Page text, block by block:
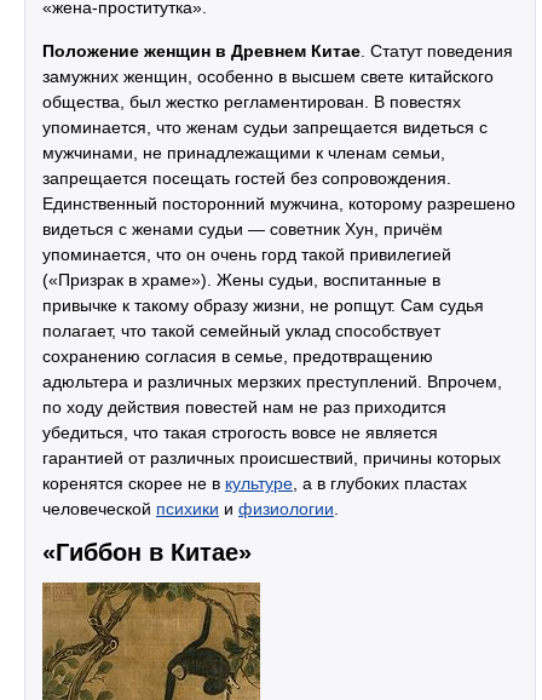
«жена-проститутка».
Положение женщин в Древнем Китае . Статут поведения
замужних женщин, особенно в высшем свете китайского
общества, был жестко регламентирован. В повестях
упоминается, что женам судьи запрещается видеться с
мужчинами, не принадлежащими к членам семьи,
запрещается посещать гостей без сопровождения.
Единственный посторонний мужчина, которому разрешено
видеться с женами судьи — советник Хун, причём
упоминается, что он очень горд такой привилегией
(«Призрак в храме»). Жены судьи, воспитанные в
привычке к такому образу жизни, не ропщут. Сам судья
полагает, что такой семейный уклад способствует
сохранению согласия в семье, предотвращению
адюльтера и различных мерзких преступлений. Впрочем,
по ходу действия повестей нам не раз приходится
убедиться, что такая строгость вовсе не является
гарантией от различных происшествий, причины которых
коренятся скорее не в культуре , а в глубоких пластах
человеческой психики и физиологии
«Гиббон в Китае»